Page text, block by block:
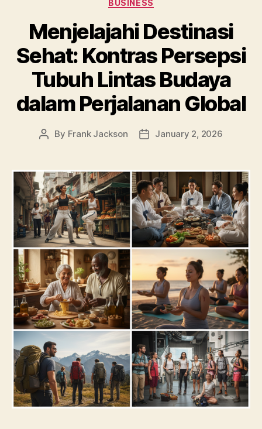
BUSINESS
Menjelajahi Destinasi
Sehat: Kontras Persepsi
Tubuh Lintas Budaya
dalam Perjalanan Global
Post
By Frank Jackson
PostJanuary 2, 2026